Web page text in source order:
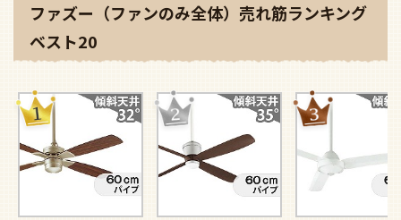
ファズー（ファンのみ全体）売れ筋ランキング
ベスト20